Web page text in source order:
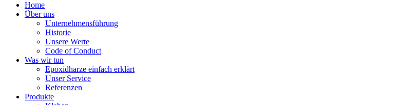
Home
Über uns
Unternehmensführung
Historie
Unsere Werte
Code of Conduct
Was wir tun
Epoxidharze einfach erklärt
Unser Service
Referenzen
Produkte